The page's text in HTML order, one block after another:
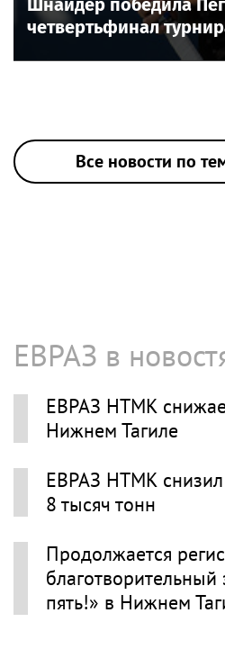
Шнайдер победила
четвертьфинал
Все новости по
ЕВРАЗ в
ЕВРАЗ НТМК
Нижнем Тагиле
ЕВРАЗ НТМК
8 тысяч тонн
Продолжается
пять!» в Нижнем